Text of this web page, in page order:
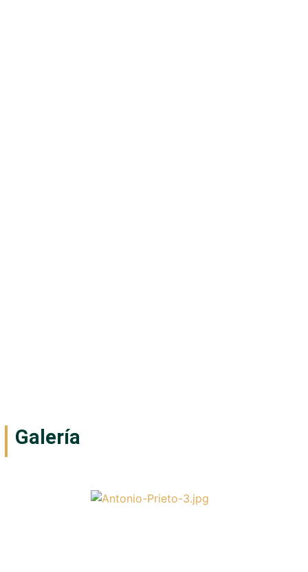
Galería